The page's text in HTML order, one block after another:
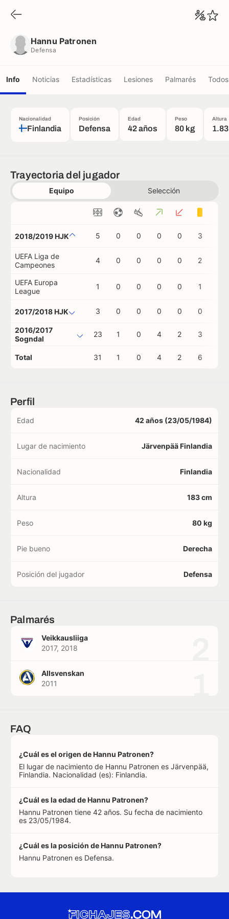
Hannu Patronen
Defensa
Info Noticias Estadísticas Lesiones Palmarés
Nacionalidad
Finlandia
Posición
Defensa
Edad
42 años
Peso
80 kg
Altura
Trayectoria del jugador
Equipo Selección
2018/2019 HJK 5 0 0 0 0 3
UEFA Liga de
Campeones
4 0 0 0 0 2
UEFA Europa
League
1 0 0 0 0 1
2017/2018 HJK 3 0 0 0 0 0
2016/2017
Sogndal
23 1 0 4 2 3
Total 31 1 0 4 2 6
Perfil
Edad 42 años (23/05/1984)
Lugar de nacimiento Järvenpää Finlandia
Nacionalidad Finlandia
Altura 183 cm
Peso 80 kg
Pie bueno Derecha
Posición del jugador Defensa
Palmarés
Veikkausliiga
2017, 2018
Allsvenskan
2011
FAQ
¿Cuál es el origen de Hannu Patronen?
El lugar de nacimiento de Hannu Patronen es Järvenpää,
Finlandia. Nacionalidad (es): Finlandia.
¿Cuál es la edad de Hannu Patronen?
Hannu Patronen tiene 42 años. Su fecha de nacimiento
es 23/05/1984.
¿Cuál es la posición de Hannu Patronen?
Hannu Patronen es Defensa.